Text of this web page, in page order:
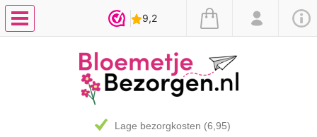
Lage bezorgkosten (6,95)